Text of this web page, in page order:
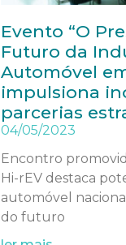
Evento “O
Futuro da
Automóvel
impulsiona
parcerias
04/05/2023
Encontro
Hi-rEV destaca
automóvel
do futuro